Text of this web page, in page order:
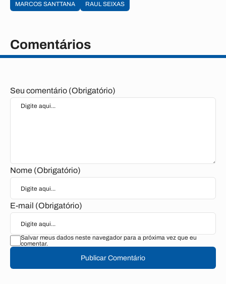
MARCOS SANTTANA RAUL SEIXAS
Comentários
Seu comentário (Obrigatório)
Nome (Obrigatório)
E-mail (Obrigatório)
Salvar meus dados neste navegador para a próxima vez que eu
comentar.
Publicar Comentário